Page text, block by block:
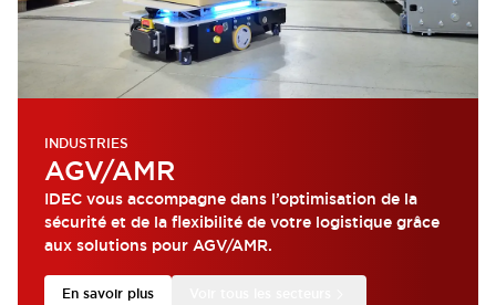
INDUSTRIES
AGV/AMR
IDEC vous accompagne dans l’optimisation de la
sécurité et de la flexibilité de votre logistique grâce
aux solutions pour AGV/AMR.
En savoir plus